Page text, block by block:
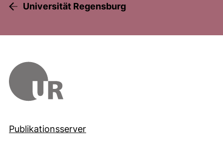
Universität Regensburg
Publikationsserver